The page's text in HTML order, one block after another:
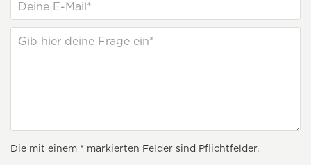
Die mit einem * markierten Felder sind Pflichtfelder.